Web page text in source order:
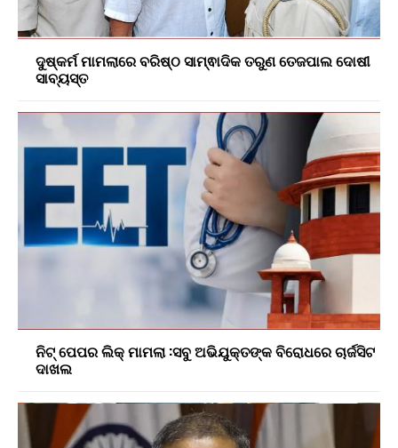
ଦୁଷ୍କର୍ମ ମାମଲାରେ ବରିଷ୍ଠ ସାମ୍ଵାଦିକ ତରୁଣ ତେଜପାଲ ଦୋଷୀ
ସାବ୍ୟସ୍ତ
ନିଟ୍ ପେପର ଲିକ୍ ମାମଲା :ସବୁ ଅଭିଯୁକ୍ତଙ୍କ ବିରୋଧରେ ଚାର୍ଜସିଟ
ଦାଖଲ